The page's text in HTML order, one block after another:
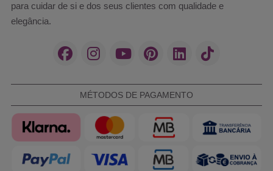
para cuidar de si e dos seus clientes com qualidade e
elegância.
MÉTODOS DE PAGAMENTO